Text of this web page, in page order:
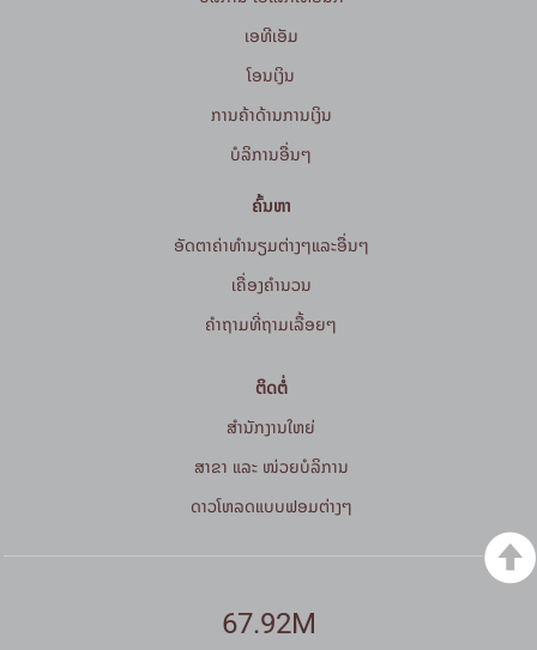
ເອທີເອັມ
ໂອນເງິນ
ການຄ້າດ້ານການເງິນ
ບໍລິການອື່ນໆ
ຄົ້ນຫາ
ອັດຕາຄ່າທຳນຽມຕ່າງໆແລະອື່ນໆ
ເຄື່ອງຄຳນວນ
ຄໍາຖາມທີ່ຖາມເລື້ອຍໆ
ຕິດຕໍ່
ສໍານັກງານໃຫຍ່
ສາຂາ ແລະ ໜ່ວຍບໍລິການ
ດາວໂຫລດແບບຟອມຕ່າງໆ
67.92M